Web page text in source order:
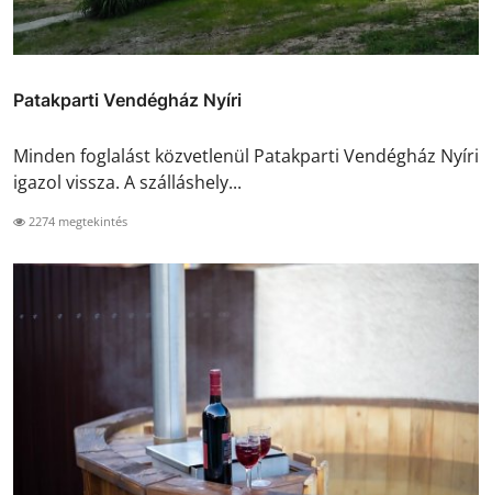
Patakparti Vendégház Nyíri
Minden foglalást közvetlenül Patakparti Vendégház Nyíri
igazol vissza. A szálláshely...
2274 megtekintés